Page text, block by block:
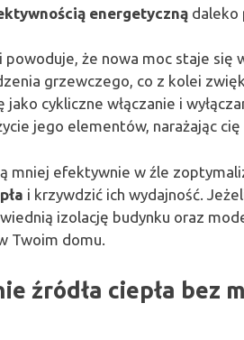
energetyczną daleko
że nowa moc staje się
grzewczego, co z kolei
cykliczne włączanie i
jego elementów, narażając
mniej efektywnie w źle
i krzywdzić ich wydajność.
izolację budynku oraz
Twoim domu.
źródła ciepła bez